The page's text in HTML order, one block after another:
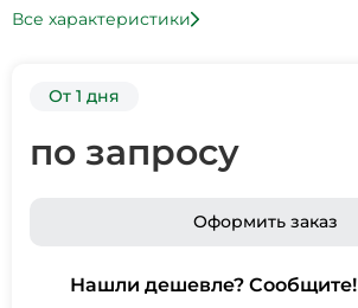
Все характеристики
От 1 дня
по запросу
Оформить заказ
Нашли дешевле? Сообщите!